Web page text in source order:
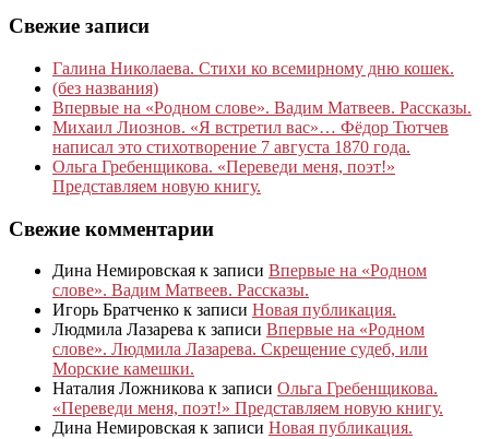
Свежие записи
Галина Николаева. Стихи ко всемирному дню кошек.
(без названия)
Впервые на «Родном слове». Вадим Матвеев. Рассказы.
Михаил Лиознов. «Я встретил вас»… Фёдор Тютчев
написал это стихотворение 7 августа 1870 года.
Ольга Гребенщикова. «Переведи меня, поэт!»
Представляем новую книгу.
Свежие комментарии
Дина Немировская к записи Впервые на «Родном
слове». Вадим Матвеев. Рассказы.
Игорь Братченко к записи Новая публикация.
Людмила Лазарева к записи Впервые на «Родном
слове». Людмила Лазарева. Скрещение судеб, или
Морские камешки.
Наталия Ложникова к записи Ольга Гребенщикова.
«Переведи меня, поэт!» Представляем новую книгу.
Дина Немировская к записи Новая публикация.